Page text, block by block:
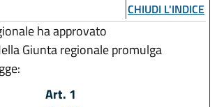
CHIUDI L'INDICE
ha approvato
Giunta regionale promulga
Art. 1